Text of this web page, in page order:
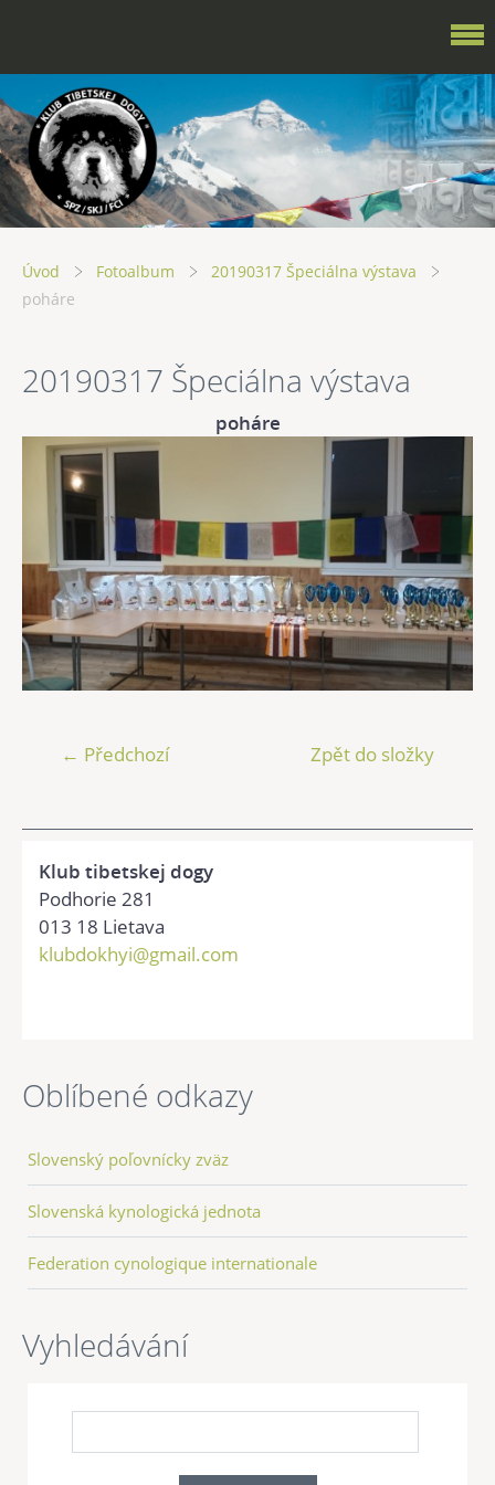
Úvod Fotoalbum
20190317 Špeciálna výstava
poháre
20190317 Špeciálna výstava
poháre
← Předchozí Zpět do složky
Klub tibetskej dogy
Podhorie 281
013 18 Lietava
klubdokhyi@gmail.com
Oblíbené odkazy
Slovenský poľovnícky zväz
Slovenská kynologická jednota
Federation cynologique internationale
Vyhledávání